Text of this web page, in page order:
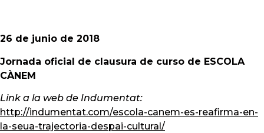
26 de junio de 2018
Jornada oficial de clausura de curso de ESCOLA
CÀNEM
Link a la web de Indumentat:
http://indumentat.com/escola-canem-es-reafirma-en-
la-seua-trajectoria-despai-cultural/